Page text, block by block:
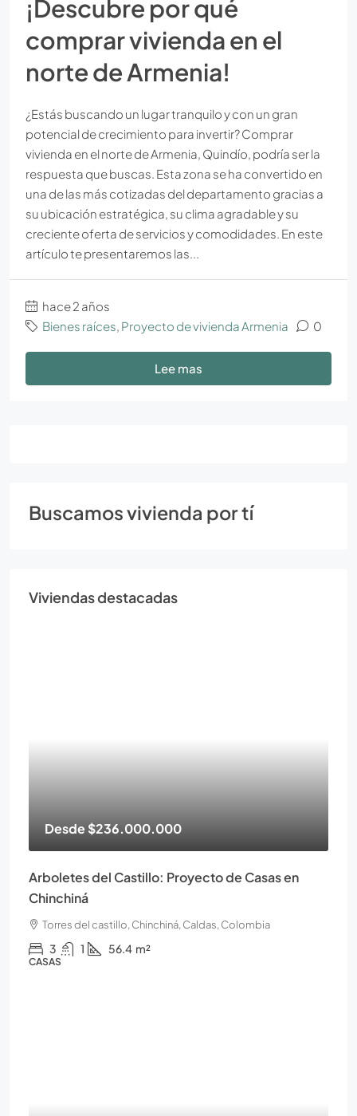
¡Descubre por qué
comprar vivienda en el
norte de Armenia!
¿Estás buscando un lugar tranquilo y con un gran
potencial de crecimiento para invertir? Comprar
vivienda en el norte de Armenia, Quindío, podría ser la
respuesta que buscas. Esta zona se ha convertido en
una de las más cotizadas del departamento gracias a
su ubicación estratégica, su clima agradable y su
creciente oferta de servicios y comodidades. En este
artículo te presentaremos las...
hace 2 años
Bienes raíces, Proyecto de vivienda Armenia 0
Lee mas
Buscamos vivienda por tí
Viviendas destacadas
Desde$236.000.000
Arboletes del Castillo: Proyecto de Casas en
Chinchiná
Torres del castillo, Chinchiná, Caldas, Colombia
3 1 56.4 m²
CASAS